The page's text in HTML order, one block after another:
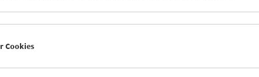
Mi 12.7.
Cookies